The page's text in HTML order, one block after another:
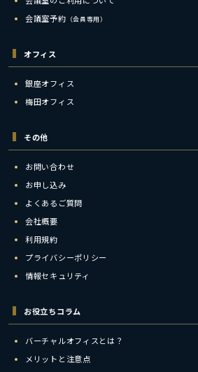
会議室予約 （会員専用）
オフィス
銀座オフィス
梅田オフィス
その他
お問い合わせ
お申し込み
よくあるご質問
会社概要
利用規約
プライバシーポリシー
情報セキュリティ
お役立ちコラム
バーチャルオフィスとは？
メリットと注意点